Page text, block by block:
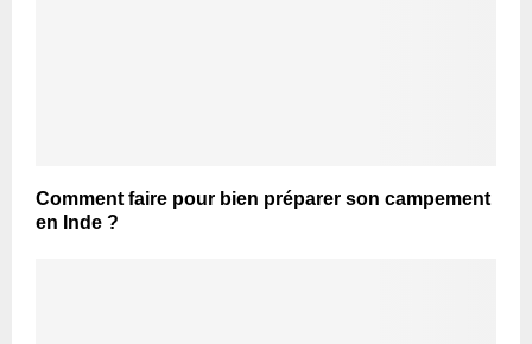
Comment faire pour bien préparer son campement
en Inde ?